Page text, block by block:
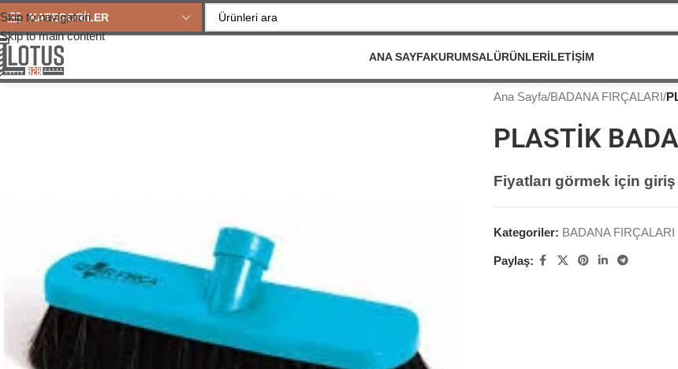
Skip to navigation
Skip to main content
KATEGORİLER
ANA SAYFAKURUMSALÜRÜNLERİLETIŞIM
Ana Sayfa/BADANA FIRÇALARI/
PLASTİK
Fiyatları görmek için giriş
Kategoriler: BADANA FIRÇALARI
Paylaş: